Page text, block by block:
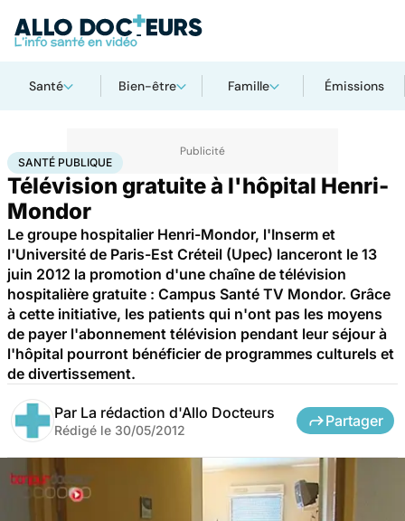
Santé Bien-être Famille Émissions
AccueilSantéSociétéSanté publique
SANTÉ PUBLIQUE
Télévision gratuite à l'hôpital Henri-
Mondor
Le groupe hospitalier Henri-Mondor, l'Inserm et
l'Université de Paris-Est Créteil (Upec) lanceront le 13
juin 2012 la promotion d'une chaîne de télévision
hospitalière gratuite : Campus Santé TV Mondor. Grâce
à cette initiative, les patients qui n'ont pas les moyens
de payer l'abonnement télévision pendant leur séjour à
l'hôpital pourront bénéficier de programmes culturels et
de divertissement.
Par La rédaction d'Allo Docteurs
Rédigé le 30/05/2012
Partager